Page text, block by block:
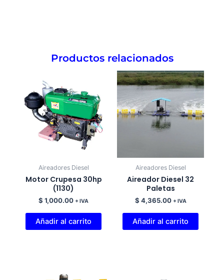
Productos relacionados
Aireadores Diesel
Motor Crupesa 30hp
(1130)
$ 1,000.00 + IVA
Añadir al carrito
Aireadores Diesel
Aireador Diesel 32
Paletas
$ 4,365.00 + IVA
Añadir al carrito